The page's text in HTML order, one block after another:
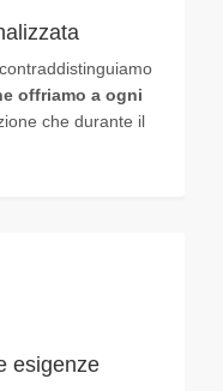
offriamo a ogni
che durante il
esigenze